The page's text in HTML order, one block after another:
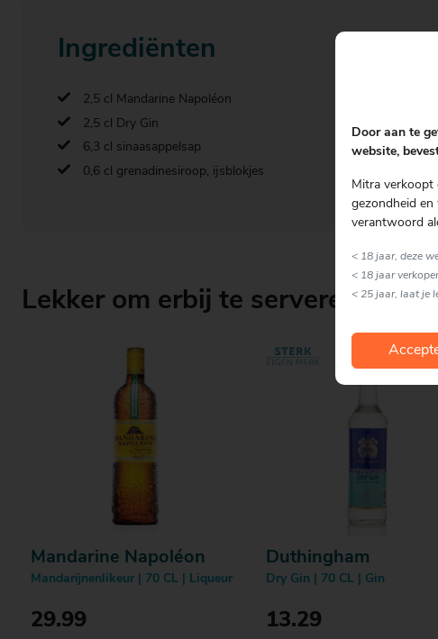
Ingrediënten
2,5 cl Mandarine Napoléon
2,5 cl Dry Gin
6,3 cl sinaasappelsap
0,6 cl grenadinesiroop, ijsblokjes
Lekker om erbij te serveren
Mandarine Napoléon
Mandarijnenlikeur | 70 CL | Liqueur
29.99
Duthingham
Dry Gin | 70 CL | Gin
13.29
Door aan te
website,
Mitra verkoopt
gezondheid en
verantwoord
< 18 jaar, deze
< 18 jaar
< 25 jaar, laat je